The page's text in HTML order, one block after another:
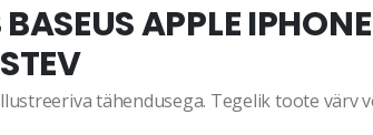
APPLE
tähendusega. Tegelik toote värv